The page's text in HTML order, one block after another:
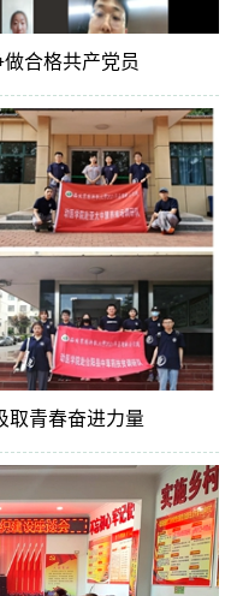
做合格共产党员
取青春奋进力量